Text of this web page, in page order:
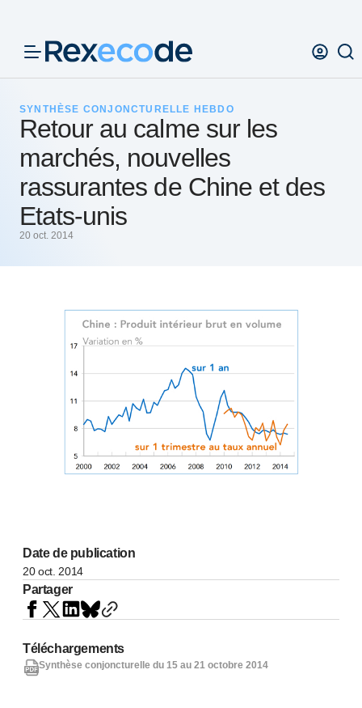
SYNTHÈSE CONJONCTURELLE HEBDO
Retour au calme sur les
marchés, nouvelles
rassurantes de Chine et des
Etats-unis
20 oct. 2014
Date de publication
20 oct. 2014
Partager
Téléchargements
Synthèse conjoncturelle du 15 au 21 octobre 2014